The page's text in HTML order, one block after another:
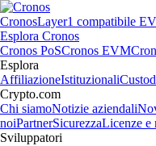
CronosLayer1 compatibile
Esplora Cronos
Cronos PoSCronos EVM
Esplora
AffiliazioneIstituzionali
Crypto.com
Chi siamoNotizie aziendali
noiPartnerSicurezzaLicenze e
Sviluppatori